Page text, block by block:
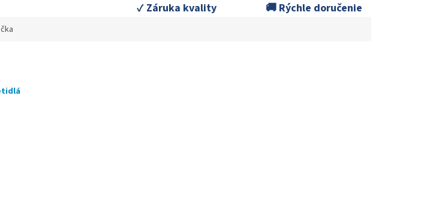
✓ Záruka kvality
🚚 Rýchle doručenie